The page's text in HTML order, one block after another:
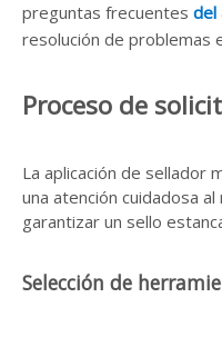
preguntas frecuentes del
resolución de problemas
Proceso de
La aplicación de sellador
una atención cuidadosa
garantizar un sello
Selección de